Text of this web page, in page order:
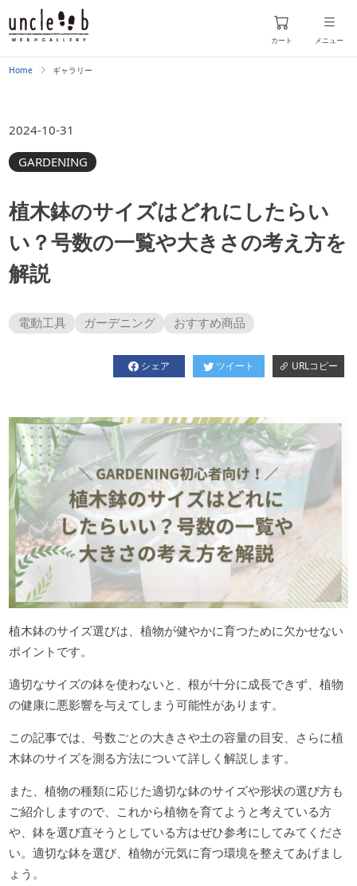
カート メニュー
Home ギャラリー
2024-10-31
GARDENING
植木鉢のサイズはどれにしたらい
い？号数の一覧や大きさの考え方を
解説
電動工具 ガーデニング おすすめ商品
シェア ツイート URLコピー
植木鉢のサイズ選びは、植物が健やかに育つために欠かせない
ポイントです。
適切なサイズの鉢を使わないと、根が十分に成長できず、植物
の健康に悪影響を与えてしまう可能性があります。
この記事では、号数ごとの大きさや土の容量の目安、さらに植
木鉢のサイズを測る方法について詳しく解説します。
また、植物の種類に応じた適切な鉢のサイズや形状の選び方も
ご紹介しますので、これから植物を育てようと考えている方
や、鉢を選び直そうとしている方はぜひ参考にしてみてくださ
い。適切な鉢を選び、植物が元気に育つ環境を整えてあげまし
ょう。